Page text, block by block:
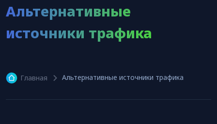
Альтернативные
источники трафика
Главная Альтернативные источники трафика